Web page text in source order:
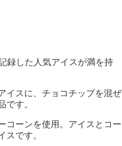
録した人気アイスが満を持
イスに、チョコチップを混ぜ
す。
コーンを使用。アイスとコー
です。